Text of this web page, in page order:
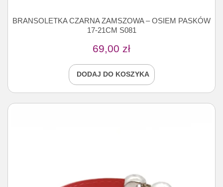
BRANSOLETKA CZARNA ZAMSZOWA – OSIEM PASKÓW
17-21CM S081
69,00 zł
DODAJ DO KOSZYKA